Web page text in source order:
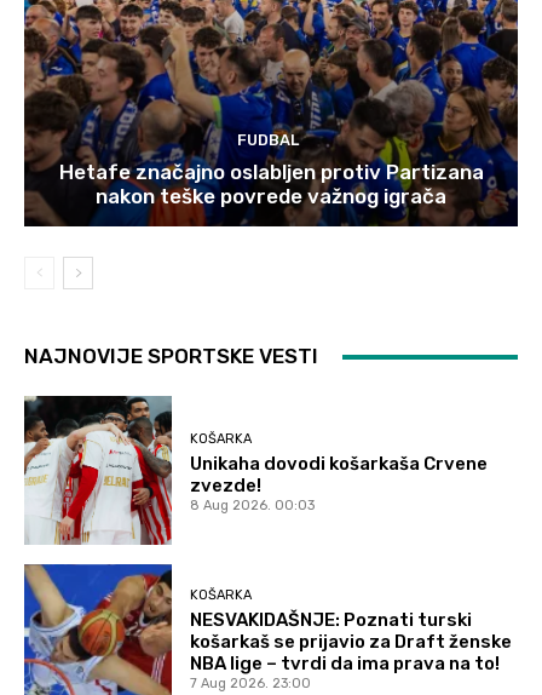
FUDBAL
Hetafe značajno oslabljen protiv Partizana
nakon teške povrede važnog igrača
NAJNOVIJE SPORTSKE VESTI
KOŠARKA
Unikaha dovodi košarkaša Crvene
zvezde!
8 Aug 2026. 00:03
KOŠARKA
NESVAKIDAŠNJE: Poznati turski
košarkaš se prijavio za Draft ženske
NBA lige – tvrdi da ima prava na to!
7 Aug 2026. 23:00